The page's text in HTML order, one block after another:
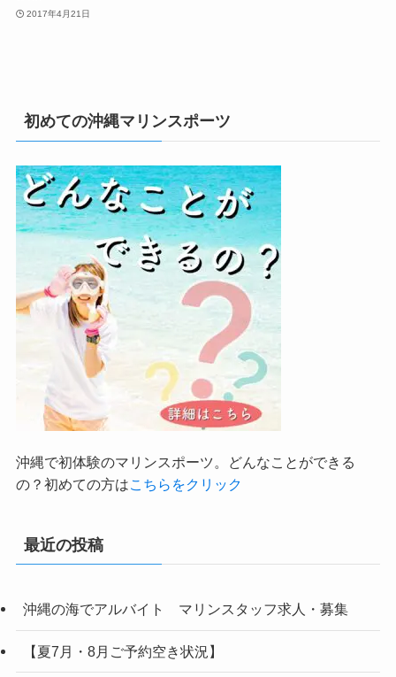
2017年4月21日
初めての沖縄マリンスポーツ
沖縄で初体験のマリンスポーツ。どんなことができる
の？初めての方はこちらをクリック
最近の投稿
沖縄の海でアルバイト マリンスタッフ求人・募集
【夏7月・8月ご予約空き状況】